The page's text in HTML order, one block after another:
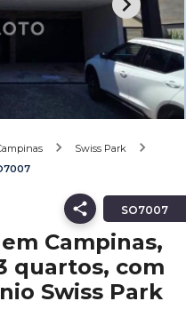
Swiss Park
SO7007
Campinas,
quartos, com
Swiss Park